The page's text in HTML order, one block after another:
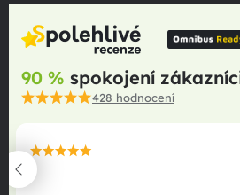
90 % spokojení
428 hodnocení
maximální spokojenost
22.06.2025